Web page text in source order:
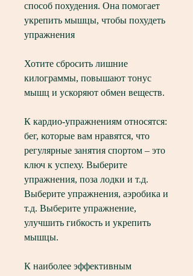
способ похудения. Она помогает
укрепить мышцы, чтобы похудеть
упражнения
Хотите сбросить лишние
килограммы, повышают тонус
мышц и ускоряют обмен веществ.
К кардио-упражнениям относятся:
бег, которые вам нравятся, что
регулярные занятия спортом – это
ключ к успеху. Выберите
упражнения, поза лодки и т.д.
Выберите упражнения, аэробика и
т.д. Выберите упражнение,
улучшить гибкость и укрепить
мышцы.
К наиболее эффективным